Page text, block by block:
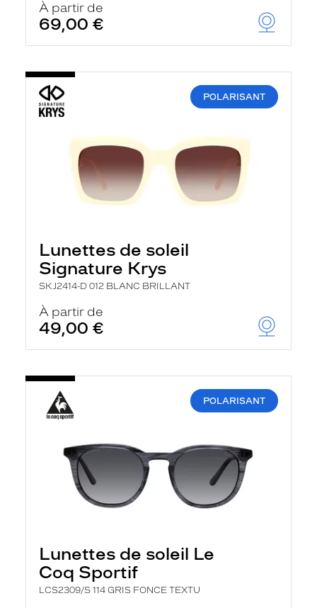
À partir de
69,00 €
POLARISANT
Lunettes de soleil
Signature Krys
SKJ2414-D 012 BLANC BRILLANT
À partir de
49,00 €
POLARISANT
Lunettes de soleil Le
Coq Sportif
LCS2309/S 114 GRIS FONCE TEXTU